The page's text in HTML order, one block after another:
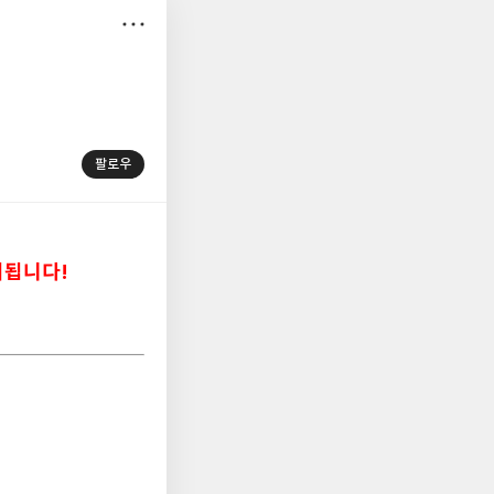
팔로우
됩니다!